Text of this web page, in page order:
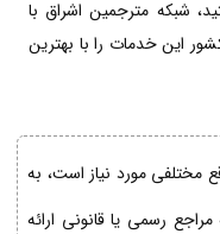
شبکه مترجمین اشراق با
این خدمات را با بهترین
مختلفی مورد نیاز است، به
رسمی یا قانونی ارائه